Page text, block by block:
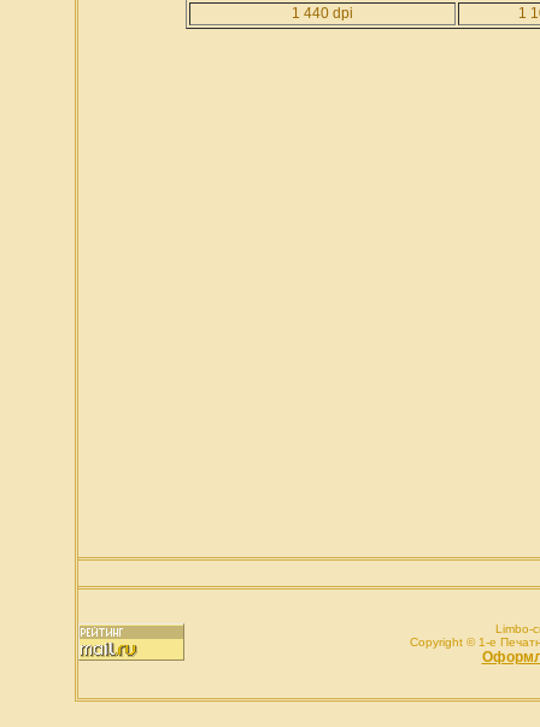
1 440 dpi
1
Limbo-
Copyright © 1-e